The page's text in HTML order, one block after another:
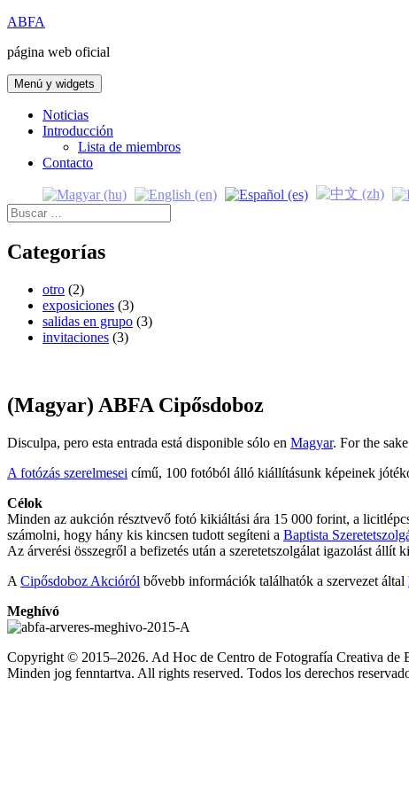
Saltar
contenido
ABFA
página web oficial
Menú y widgets
Noticias
Introducción
Lista de miembros
Contacto
Buscar:
Categorías
otro (2)
exposiciones (3)
salidas en grupo (3)
invitaciones (3)
(Magyar) ABFA Cipősdoboz
Disculpa, pero esta entrada está disponible sólo en Magyar. For the
A fotózás szerelmesei című, 100 fotóból álló kiállításunk képeinek
Célok
Minden az aukción résztvevő fotó kikiáltási ára 15 000 forint, a
számolni, hogy hány kis kincsen tudott segíteni a Baptista
Az árverési összegről a befizetés után a szeretetszolgálat igazolást állít
A Cipősdoboz Akcióról bővebb információk találhatók a szervezet által
Meghívó
Copyright © 2015–2026. Ad Hoc de Centro de Fotografía Creativa de
Minden jog fenntartva. All rights reserved. Todos los derechos